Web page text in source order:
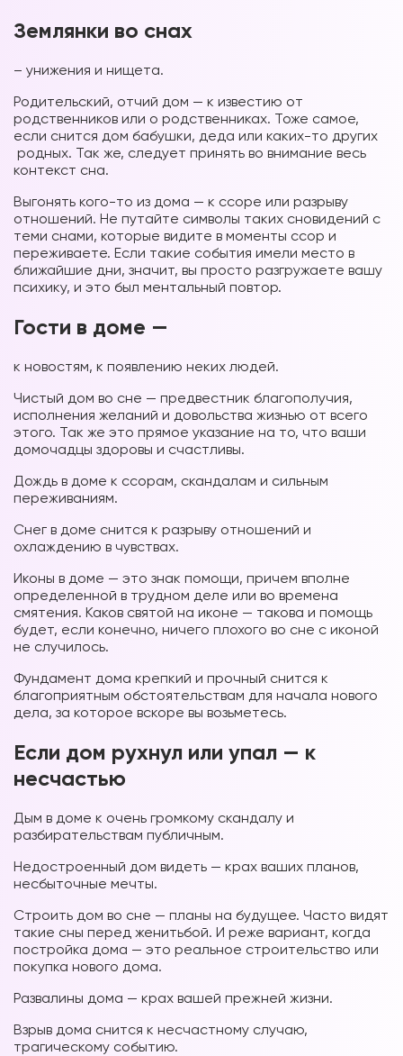
Землянки во снах
– унижения и нищета.
Родительский, отчий дом — к известию от
родственников или о родственниках. Тоже самое,
если снится дом бабушки, деда или каких-то других
родных. Так же, следует принять во внимание весь
контекст сна.
Выгонять кого-то из дома — к ссоре или разрыву
отношений. Не путайте символы таких сновидений с
теми снами, которые видите в моменты ссор и
переживаете. Если такие события имели место в
ближайшие дни, значит, вы просто разгружаете вашу
психику, и это был ментальный повтор.
Гости в доме —
к новостям, к появлению неких людей.
Чистый дом во сне — предвестник благополучия,
исполнения желаний и довольства жизнью от всего
этого. Так же это прямое указание на то, что ваши
домочадцы здоровы и счастливы.
Дождь в доме к ссорам, скандалам и сильным
переживаниям.
Снег в доме снится к разрыву отношений и
охлаждению в чувствах.
Иконы в доме — это знак помощи, причем вполне
определенной в трудном деле или во времена
смятения. Каков святой на иконе — такова и помощь
будет, если конечно, ничего плохого во сне с иконой
не случилось.
Фундамент дома крепкий и прочный снится к
благоприятным обстоятельствам для начала нового
дела, за которое вскоре вы возьметесь.
Если дом рухнул или упал — к
несчастью
Дым в доме к очень громкому скандалу и
разбирательствам публичным.
Недостроенный дом видеть — крах ваших планов,
несбыточные мечты.
Строить дом во сне — планы на будущее. Часто видят
такие сны перед женитьбой. И реже вариант, когда
постройка дома — это реальное строительство или
покупка нового дома.
Развалины дома — крах вашей прежней жизни.
Взрыв дома снится к несчастному случаю,
трагическому событию.
Телеграм
Форум на сайте